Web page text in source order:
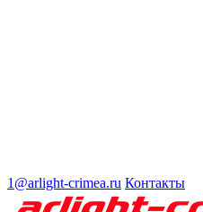
1@arlight-crimea.ru Контакты